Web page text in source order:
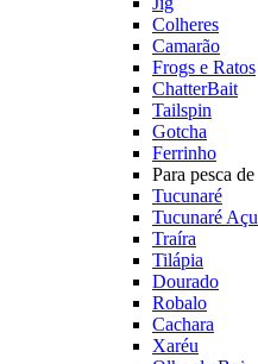
Colheres
Camarão
Frogs e Ratos
ChatterBait
Tailspin
Gotcha
Ferrinho
Para pesca de
Tucunaré
Tucunaré Açu
Traíra
Tilápia
Dourado
Robalo
Cachara
Xaréu